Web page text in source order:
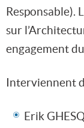
Responsable).
sur
engagement
Interviennent
Erik